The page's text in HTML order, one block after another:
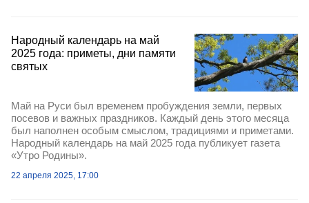
Народный календарь на май
2025 года: приметы, дни памяти
святых
Май на Руси был временем пробуждения земли, первых
посевов и важных праздников. Каждый день этого месяца
был наполнен особым смыслом, традициями и приметами.
Народный календарь на май 2025 года публикует газета
«Утро Родины».
22 апреля 2025, 17:00